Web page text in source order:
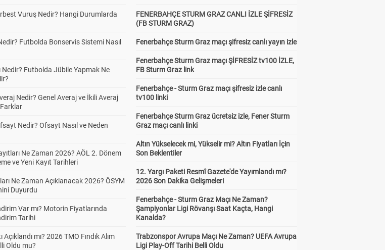
Vuruş Nedir? Hangi Durumlarda
Futbolda Bonservis Sistemi Nasıl
Nedir? Futbolda Jübile Yapmak Ne
Nedir? Genel Averaj ve İkili Averaj
Nedir? Ofsayt Nasıl ve Neden
Ne Zaman 2026? AÖL 2. Dönem
ve Yeni Kayıt Tarihleri
Ne Zaman Açıklanacak 2026? ÖSYM
Duyurdu
Var mı? Motorin Fiyatlarında
Tarihi
Açıklandı mı? 2026 TMO Fındık Alım
Oldu mu?
FENERBAHÇE STURM GRAZ CANLI İZLE ŞİFRESİZ
(FB STURM GRAZ)
Fenerbahçe Sturm Graz maçı şifresiz canlı yayın izle
Fenerbahçe Sturm Graz maçı ŞİFRESİZ tv100 İZLE,
FB Sturm Graz link
Fenerbahçe - Sturm Graz maçı şifresiz izle canlı
tv100 linki
Fenerbahçe Sturm Graz ücretsiz izle, Fener Sturm
Graz maçı canlı linki
Altın Yükselecek mi, Yükselir mi? Altın Fiyatları İçin
Son Beklentiler
12. Yargı Paketi Resmî Gazete'de Yayımlandı mı?
2026 Son Dakika Gelişmeleri
Fenerbahçe - Sturm Graz Maçı Ne Zaman?
Şampiyonlar Ligi Rövanşı Saat Kaçta, Hangi
Kanalda?
Trabzonspor Avrupa Maçı Ne Zaman? UEFA Avrupa
Ligi Play-Off Tarihi Belli Oldu